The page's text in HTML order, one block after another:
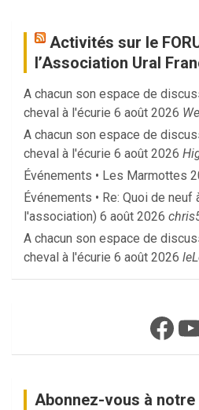
Activités sur le
l’Association Ural
A chacun son espace de
cheval à l'écurie 6 août 2026
A chacun son espace de
cheval à l'écurie 6 août 2026
Événements • Les Marmottes
Événements • Re: Quoi de
l'association) 6 août 2026
A chacun son espace de
cheval à l'écurie 6 août 2026
Abonnez-vous à